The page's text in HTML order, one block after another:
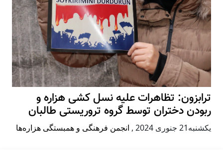
ترابزون: تظاهرات علیه نسل کشی هزاره و
ربودن دختران توسط گروه تروریستی طالبان
يكشنبه21 جنوری 2024 , انجمن فرهنگی و همبستگی هزاره‌ها